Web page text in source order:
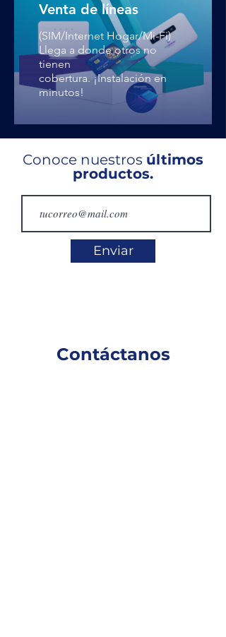
Venta de líneas
(SIM/Internet Hogar/Mi-Fi)
Llega a donde otros no
tienen
cobertura. ¡Instalación en
minutos!
Conoce nuestros últimos
productos.
Enviar
Contáctanos